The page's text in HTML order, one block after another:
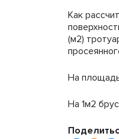
Как
(м2)
На
На 1м2